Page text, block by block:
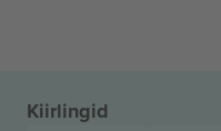
Kiirlingid